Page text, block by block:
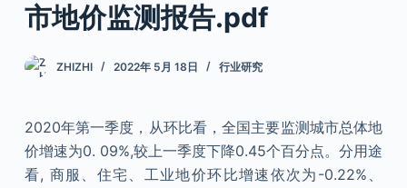
市地价监测报告.pdf
ZHIZHI 2022年 5月 18日 行业研究
2020年第一季度，从环比看，全国主要监测城市总体地
价增速为0. 09%,较上一季度下降0.45个百分点。分用途
看, 商服、住宅、工业地价环比增速依次为-0.22%、